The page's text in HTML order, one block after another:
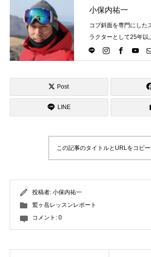
小保内祐一
コブ斜面を専門にした
ラクターとして25年以
Directlineスキースクー
スキーインストラクタ
Post
LINE
この記事のタイトルとURLをコピ
投稿者: 小保内祐一
鷲ヶ岳レッスンレポート
コメント: 0